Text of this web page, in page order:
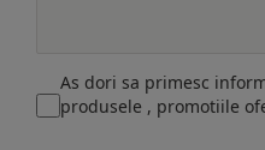
As dori sa primesc
produsele , promotiile